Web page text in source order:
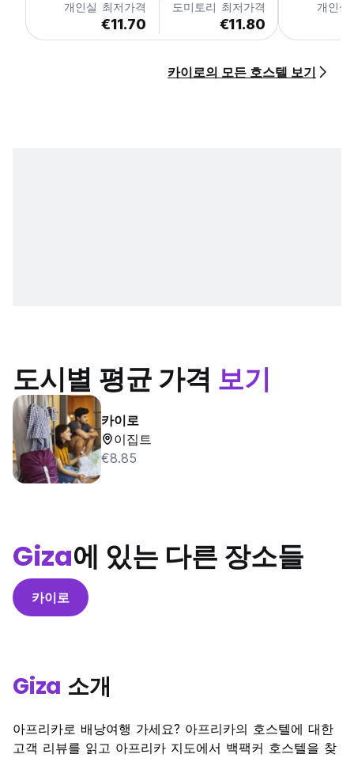
개인실 최저가격
€11.70
도미토리 최저가격
€11.80
개인실
카이로의 모든 호스텔 보기
도시별 평균 가격 보기
카이로
이집트
€8.85
Giza에 있는 다른 장소들
카이로
Giza 소개
아프리카로 배낭여행 가세요? 아프리카의 호스텔에 대한
고객 리뷰를 읽고 아프리카 지도에서 백팩커 호스텔을 찾